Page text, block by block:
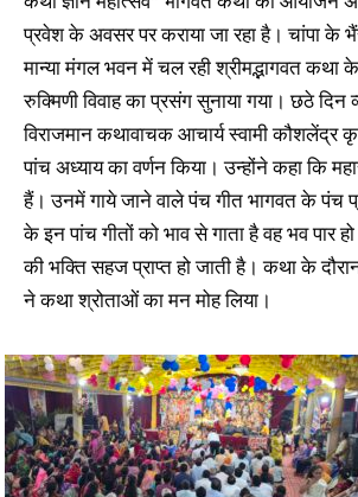
प्रवेश के अवसर पर कराया जा रहा है। चांपा के
मान्या मंगल भवन में चल रही श्रीमद्भागवत कथा
रुक्मिणी विवाह का प्रसंग सुनाया गया। छठे दिन
विराजमान कथावाचक आचार्य स्वामी कौशलेंद्र
पांच अध्याय का वर्णन किया। उन्होंने कहा कि
हैं। उनमें गाये जाने वाले पंच गीत भागवत के पंच
के इन पांच गीतों को भाव से गाता है वह भव पार
की भक्ति सहज प्राप्त हो जाती है। कथा के
ने कथा श्रोताओं का मन मोह लिया।